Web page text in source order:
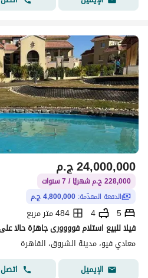
ج.م24,000,000
228,000 ج.م شهريًا / 7 سنوات
الدفعة المقدّمة: 4,800,000 ج.م
5
4
484 متر مربع
معادي فيو، مدينة الشروق، القاهرة
الإيميل
اتصل